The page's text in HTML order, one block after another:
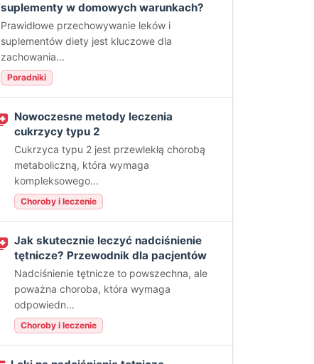
suplementy w domowych warunkach?
Prawidłowe przechowywanie leków i
suplementów diety jest kluczowe dla
zachowania...
Poradniki
Nowoczesne metody leczenia
cukrzycy typu 2
Cukrzyca typu 2 jest przewlekłą chorobą
metaboliczną, która wymaga
kompleksowego...
Choroby i leczenie
Jak skutecznie leczyć nadciśnienie
tętnicze? Przewodnik dla pacjentów
Nadciśnienie tętnicze to powszechna, ale
poważna choroba, która wymaga
odpowiedn...
Choroby i leczenie